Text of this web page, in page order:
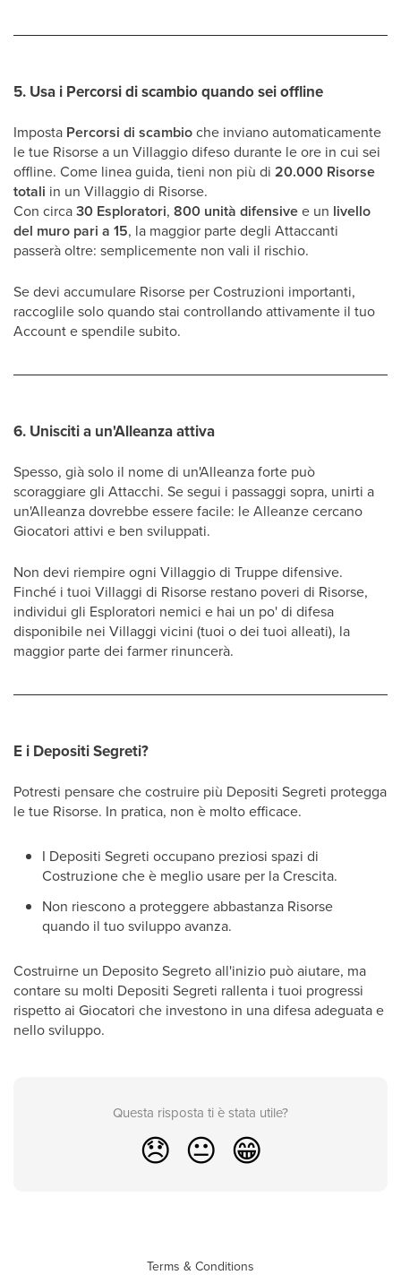
5. Usa i Percorsi di scambio quando sei offline
Imposta Percorsi di scambioche inviano automaticamente
le tue Risorse a un Villaggio difeso durante le ore in cui sei
offline. Come linea guida, tieni non più di 20.000 Risorse
totali in un Villaggio di Risorse.
Con circa30 Esploratori, 800 unità difensivee un livello
del muro pari a 15, la maggior parte degli Attaccanti
passerà oltre: semplicemente non vali il rischio.
Se devi accumulare Risorse per Costruzioni importanti,
raccoglile solo quando stai controllando attivamente il tuo
Account e spendile subito.
6. Unisciti a un'Alleanza attiva
Spesso, già solo il nome di un'Alleanza forte può
scoraggiare gli Attacchi. Se segui i passaggi sopra, unirti a
un'Alleanza dovrebbe essere facile: le Alleanze cercano
Giocatori attivi e ben sviluppati.
Non devi riempire ogni Villaggio di Truppe difensive.
Finché i tuoi Villaggi di Risorse restano poveri di Risorse,
individui gli Esploratori nemici e hai un po' di difesa
disponibile nei Villaggi vicini (tuoi o dei tuoi alleati), la
maggior parte dei farmer rinuncerà.
E i Depositi Segreti?
Potresti pensare che costruire più Depositi Segreti protegga
le tue Risorse. In pratica, non è molto efficace.
I Depositi Segreti occupano preziosi spazi di
Costruzione che è meglio usare per la Crescita.
Non riescono a proteggere abbastanza Risorse
quando il tuo sviluppo avanza.
Costruirne un Deposito Segreto all'inizio può aiutare, ma
contare su molti Depositi Segreti rallenta i tuoi progressi
rispetto ai Giocatori che investono in una difesa adeguata e
nello sviluppo.
Questa risposta ti è stata utile?
😞 😐 😁
Terms & Conditions